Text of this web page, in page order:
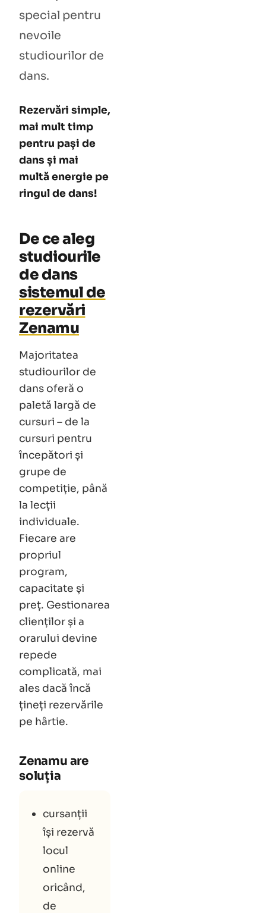
special pentru
nevoile
studiourilor de
dans.
Rezervări simple,
mai mult timp
pentru pași de
dans și mai
multă energie pe
ringul de dans!
De ce aleg
studiourile
de dans
sistemul de
rezervări
Zenamu
Majoritatea
studiourilor de
dans oferă o
paletă largă de
cursuri – de la
cursuri pentru
începători și
grupe de
competiție, până
la lecții
individuale.
Fiecare are
propriul
program,
capacitate și
preț. Gestionarea
clienților și a
orarului devine
repede
complicată, mai
ales dacă încă
țineți rezervările
pe hârtie.
Zenamu are
soluția
cursanții
își rezervă
locul
online
oricând,
de